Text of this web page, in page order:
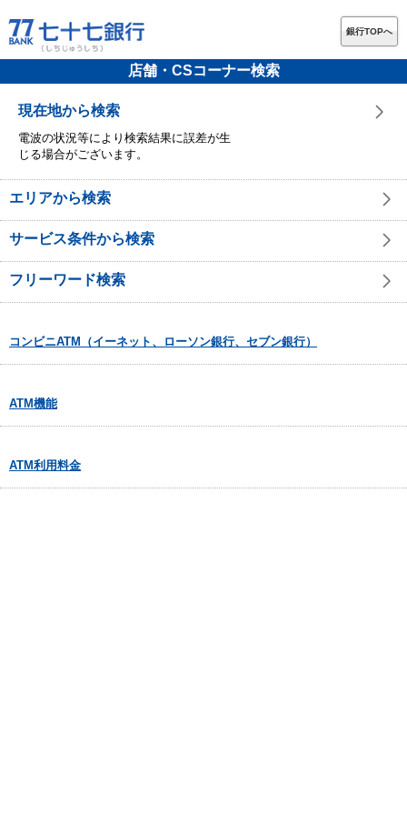
銀行TOPへ
店舗・CSコーナー検索
現在地から検索
電波の状況等により検索結果に誤差が生
じる場合がございます。
エリアから検索
サービス条件から検索
フリーワード検索
コンビニATM（イーネット、ローソン銀行、セブン銀行）
ATM機能
ATM利用料金